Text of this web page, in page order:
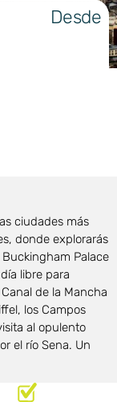
Desde
ciudades más
donde explorarás
Palace
libre para
de la Mancha
los Campos
al opulento
el río Sena. Un